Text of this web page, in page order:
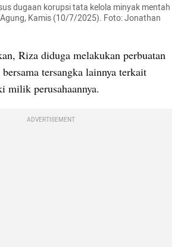
dugaan korupsi tata kelola minyak mentah
Kamis (10/7/2025). Foto: Jonathan
Riza diduga melakukan perbuatan
tersangka lainnya terkait
milik perusahaannya.
ADVERTISEMENT